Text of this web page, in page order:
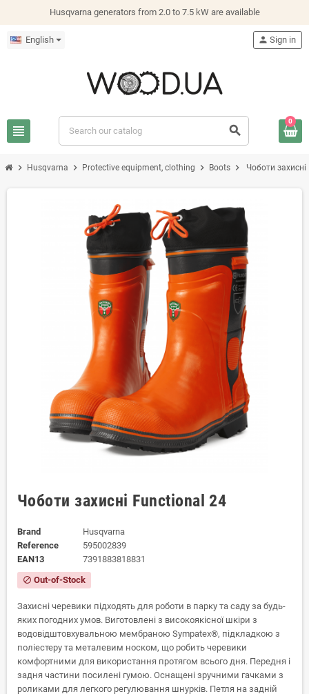
Husqvarna generators from 2.0 to 7.5 kW are available
English
view_headline search
person Sign in
0
chevron_right Husqvarna chevron_right Protective equipment, clothing chevron_right Boots chevron_right Чоботи
Чоботи захисні Functional 24
Brand
Husqvarna
Reference
595002839
EAN13
7391883818831
block Out-of-Stock
Захисні черевики підходять для роботи в парку та саду за будь-
яких погодних умов. Виготовлені з високоякісної шкіри з
водовідштовхувальною мембраною Sympatex®, підкладкою з
поліестеру та металевим носком, що робить черевики
комфортними для використання протягом всього дня. Передня і
задня частини посилені гумою. Оснащені зручними гачками з
роликами для легкого регулювання шнурків. Петля на задній